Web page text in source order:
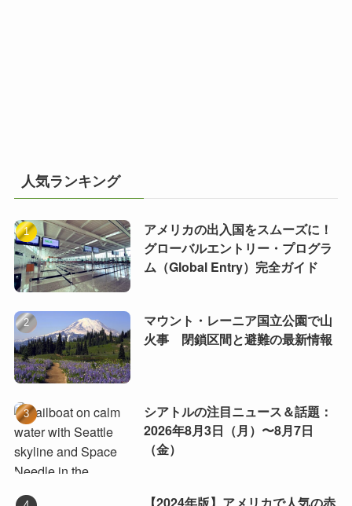
人気ランキング
アメリカの出入国をスムーズに！
グローバルエントリー・プログラ
ム（Global Entry）完全ガイド
マウント・レーニア国立公園で山
火事 閉鎖区間と避難の最新情報
シアトルの注目ニュース＆話題：
2026年8月3日（月）〜8月7日
（金）
【2024年版】アメリカで人気の赤